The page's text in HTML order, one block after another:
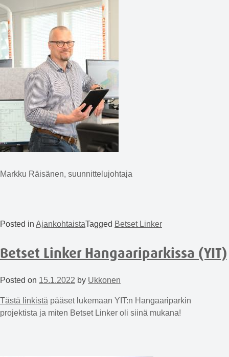
Markku Räisänen, suunnittelujohtaja
Posted in AjankohtaistaTagged Betset Linker
Betset Linker Hangaariparkissa (YIT)
Posted on 15.1.2022 by Ukkonen
Tästä linkistä pääset lukemaan YIT:n Hangaariparkin
projektista ja miten Betset Linker oli siinä mukana!